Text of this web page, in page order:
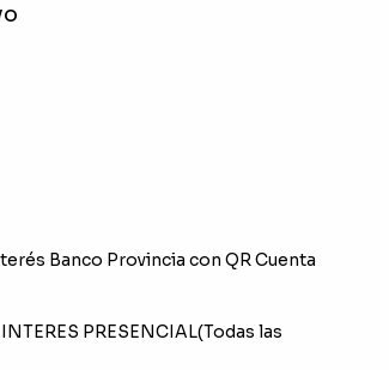
Banco Provincia con QR Cuenta
PRESENCIAL(Todas las